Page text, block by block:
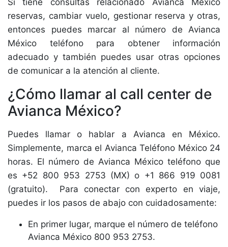
Si tiene consultas relacionado Avianca México
reservas, cambiar vuelo, gestionar reserva y otras,
entonces puedes marcar al número de Avianca
México teléfono para obtener información
adecuado y también puedes usar otras opciones
de comunicar a la atención al cliente.
¿Cómo llamar al call center de
Avianca México?
Puedes llamar o hablar a Avianca en México.
Simplemente, marca el Avianca Teléfono México 24
horas. El número de Avianca México teléfono que
es +52 800 953 2753 (MX) o +1 866 919 0081
(gratuito). Para conectar con experto en viaje,
puedes ir los pasos de abajo con cuidadosamente:
En primer lugar, marque el número de teléfono
Avianca México 800 953 2753.